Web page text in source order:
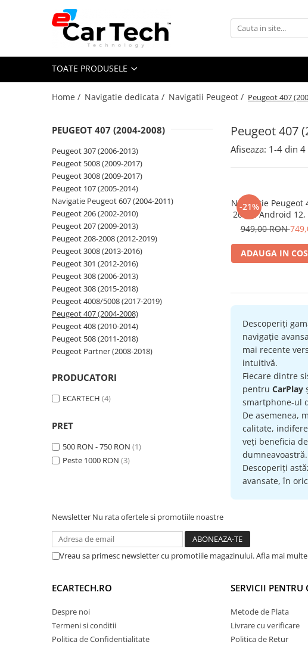
Toate Produsele
Navigatie dedicata
Navigatii Skoda
Navigatii Seat
Navigatii Ford
Navigatii Opel
Navigatii Hyundai
Navigatii Toyota
Navigatii Dacia
Navigatii Peugeot
Navigatii Audi
Navigatii BMW
Navigatii Mercedes
Navigatii Fiat
Navigatii Nissan
Navigatii Citroen
Navigatii Suzuki
Navigatii Volvo
Navigatii KIA
Navigatii Honda
Navigatii Jeep
Navigatii Iveco
Navigatii Chrysler
TOATE PRODUSELE
Home / Navigatie dedicata / Navigatii Peugeot / Peugeot 407
Peugeot 407
PEUGEOT 407 (2004-2008)
Peugeot 307 (2006-2013)
Peugeot 5008 (2009-2017)
Peugeot 3008 (2009-2017)
Peugeot 107 (2005-2014)
Navigatie Peugeot 607 (2004-2011)
Peugeot 206 (2002-2010)
Peugeot 207 (2009-2013)
Peugeot 208-2008 (2012-2019)
Peugeot 3008 (2013-2016)
Peugeot 301 (2012-2016)
Peugeot 308 (2006-2013)
Peugeot 308 (2015-2018)
Peugeot 4008/5008 (2017-2019)
Peugeot 407 (2004-2008)
Peugeot 408 (2010-2014)
Peugeot 508 (2011-2018)
Peugeot Partner (2008-2018)
PRODUCATORI
ECARTECH (4)
PRET
500 RON - 750 RON (1)
Peste 1000 RON (3)
Afiseaza: 1-4 din 4
-21%
Navigatie Peugeot
2008), Android 12,
32GB, DSP,
949,00 RON
ADAUGA IN COS
Descoperiți
navigație
mai recente
intuitivă.
Fiecare dintre
pentru CarPlay
smartphone-ul
De asemenea,
calitate,
veți beneficia
dumneavoastră.
Descoperiți
avansate, în
Newsletter Nu rata ofertele si promotiile noastre
Vreau sa primesc newsletter cu promotiile magazinului. Afla mai
ECARTECH.RO
Despre noi
Termeni si conditii
Politica de Confidentialitate
SERVICII PENTRU
Metode de Plata
Livrare cu verificare
Politica de Retur